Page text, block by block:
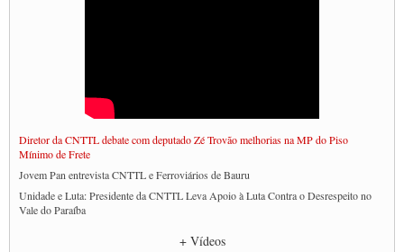
Diretor da CNTTL debate com deputado Zé Trovão melhorias na MP do Piso
Mínimo de Frete
Jovem Pan entrevista CNTTL e Ferroviários de Bauru
Unidade e Luta: Presidente da CNTTL Leva Apoio à Luta Contra o Desrespeito no
Vale do Paraíba
+ Vídeos